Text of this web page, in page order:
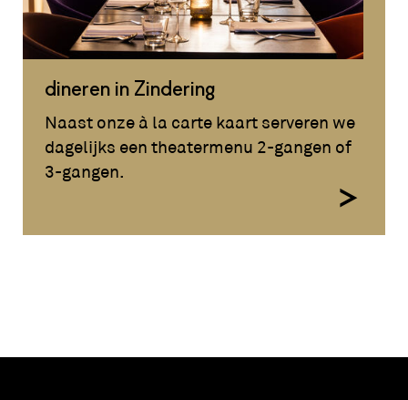
dineren in Zindering
Naast onze à la carte kaart serveren we
dagelijks een theatermenu 2-gangen of
3-gangen.